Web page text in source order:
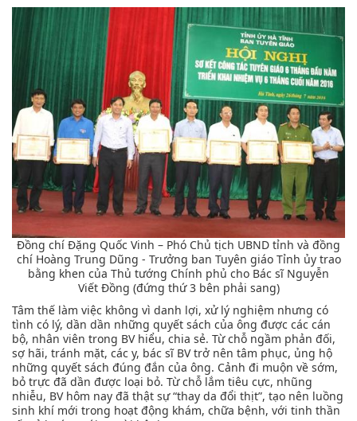
Đồng chí Đặng Quốc Vinh – Phó Chủ tịch UBND tỉnh và đồng
chí Hoàng Trung Dũng - Trưởng ban Tuyên giáo Tỉnh ủy trao
bằng khen của Thủ tướng Chính phủ cho Bác sĩ Nguyễn
Viết Đồng (đứng thứ 3 bên phải sang)
Tâm thế làm việc không vì danh lợi, xử lý nghiệm nhưng có
tình có lý, dần dần những quyết sách của ông được các cán
bộ, nhân viên trong BV hiểu, chia sẻ. Từ chỗ ngầm phản đối,
sợ hãi, tránh mặt, các y, bác sĩ BV trở nên tâm phục, ủng hộ
những quyết sách đúng đắn của ông. Cảnh đi muộn về sớm,
bỏ trực đã dần được loại bỏ. Từ chỗ lắm tiêu cực, nhũng
nhiễu, BV hôm nay đã thật sự “thay da đổi thịt”, tạo nên luồng
sinh khí mới trong hoạt động khám, chữa bệnh, với tinh thần